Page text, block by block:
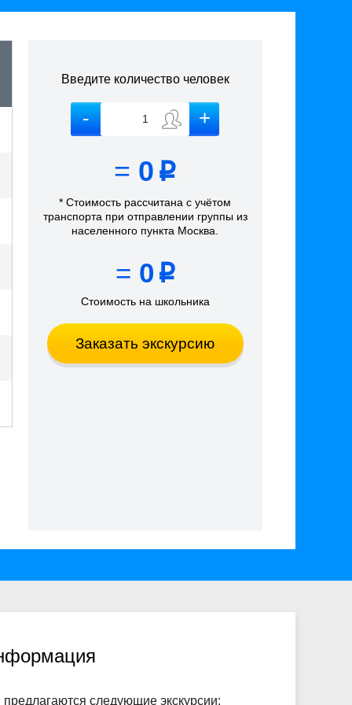
Введите количество человек
= 0 p
* Стоимость рассчитанас учётом
транспорта при отправлении группы из
населенного пункта Москва
= 0 p
Стоимость на школьника
Заказать экскурсию
предлагаются следующие экскурсии: